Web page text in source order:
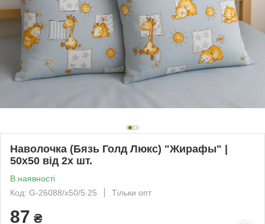
Наволочка (Бязь Голд Люкс) "Жирафы" |
50х50 від 2х шт.
В наявності
Код: G-26088/x50/5.25
Тільки опт
87 ₴